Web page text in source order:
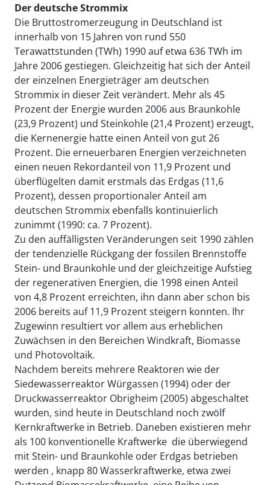
Der deutsche Strommix
Die Bruttostromerzeugung in Deutschland ist
innerhalb von 15 Jahren von rund 550
Terawattstunden (TWh) 1990 auf etwa 636 TWh im
Jahre 2006 gestiegen. Gleichzeitig hat sich der Anteil
der einzelnen Energieträger am deutschen
Strommix in dieser Zeit verändert. Mehr als 45
Prozent der Energie wurden 2006 aus Braunkohle
(23,9 Prozent) und Steinkohle (21,4 Prozent) erzeugt,
die Kernenergie hatte einen Anteil von gut 26
Prozent. Die erneuerbaren Energien verzeichneten
einen neuen Rekordanteil von 11,9 Prozent und
überflügelten damit erstmals das Erdgas (11,6
Prozent), dessen proportionaler Anteil am
deutschen Strommix ebenfalls kontinuierlich
zunimmt (1990: ca. 7 Prozent).
Zu den auffälligsten Veränderungen seit 1990 zählen
der tendenzielle Rückgang der fossilen Brennstoffe
Stein- und Braunkohle und der gleichzeitige Aufstieg
der regenerativen Energien, die 1998 einen Anteil
von 4,8 Prozent erreichten, ihn dann aber schon bis
2006 bereits auf 11,9 Prozent steigern konnten. Ihr
Zugewinn resultiert vor allem aus erheblichen
Zuwächsen in den Bereichen Windkraft, Biomasse
und Photovoltaik.
Nachdem bereits mehrere Reaktoren wie der
Siedewasserreaktor Würgassen (1994) oder der
Druckwasserreaktor Obrigheim (2005) abgeschaltet
wurden, sind heute in Deutschland noch zwölf
Kernkraftwerke in Betrieb. Daneben existieren mehr
als 100 konventionelle Kraftwerke  die überwiegend
mit Stein- und Braunkohle oder Erdgas betrieben
werden , knapp 80 Wasserkraftwerke, etwa zwei